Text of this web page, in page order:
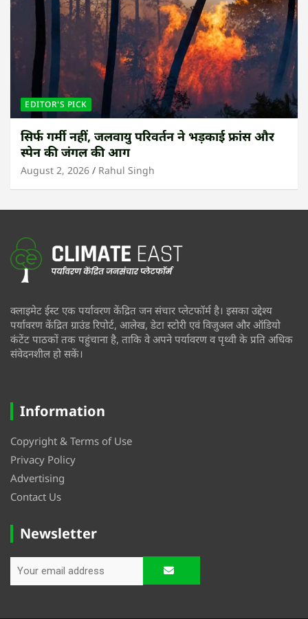
EDITOR'S PICK
सिर्फ गर्मी नहीं, जलवायु परिवर्तन ने भड़काई फ्रांस और
स्पेन की जंगल की आग
August 2, 2026 Rahul Singh
क्लाइमेट ईस्ट एक पर्यावरण केंद्रित जन संचार प्लेटफॉर्म है। इसका उद्देश्य
पर्यावरण केंद्रित ग्राउंड रिपोर्ट, आलेख, डेटा स्टोरी एवं विजुअल और ऑडियो
कंटेंट पाठकों तक पहुंचाना है, ताकि वे अपने पर्यावरण व पृथ्वी के प्रति अधिक
संवेदनशील हो सकें।
Information
Copyright & Terms of Use
Privacy Policy
Advertising
Contact Us
Newsletter